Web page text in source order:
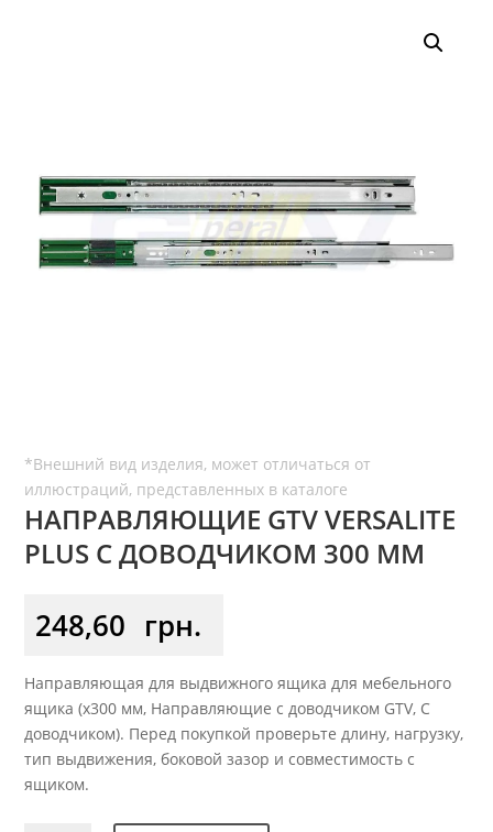
НАПРАВЛЯЮЩИЕ GTV VERSALITE
PLUS С ДОВОДЧИКОМ 300 ММ
248,60 грн.
Направляющая для выдвижного ящика для мебельного
ящика (x300 мм, Направляющие с доводчиком GTV, С
доводчиком). Перед покупкой проверьте длину, нагрузку,
тип выдвижения, боковой зазор и совместимость с
ящиком.